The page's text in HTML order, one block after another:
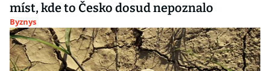
míst, kde to Česko dosud nepoznalo
Byznys